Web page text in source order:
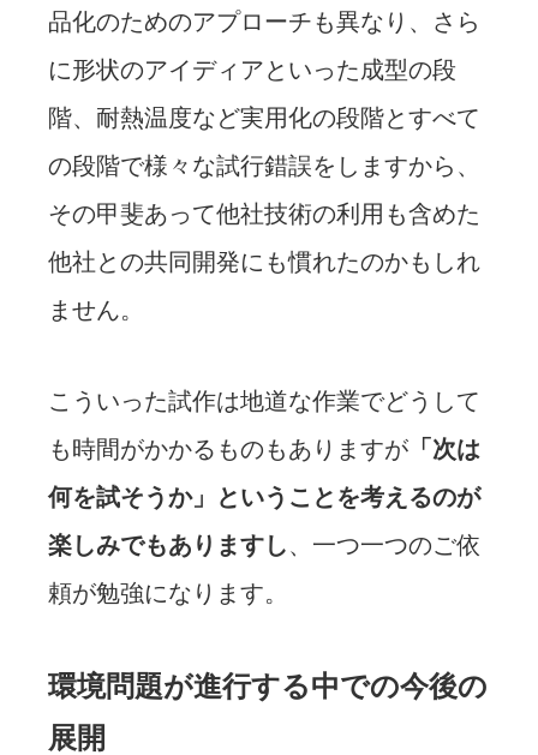
品化のためのアプローチも異なり、さら
に形状のアイディアといった成型の段
階、耐熱温度など実用化の段階とすべて
の段階で様々な試行錯誤をしますから、
その甲斐あって他社技術の利用も含めた
他社との共同開発にも慣れたのかもしれ
ません。
こういった試作は地道な作業でどうして
も時間がかかるものもありますが 「次は
何を試そうか」ということを考えるのが
楽しみでもありますし、一つ一つのご依
頼が勉強になります。
環境問題が進行する中での今後の
展開